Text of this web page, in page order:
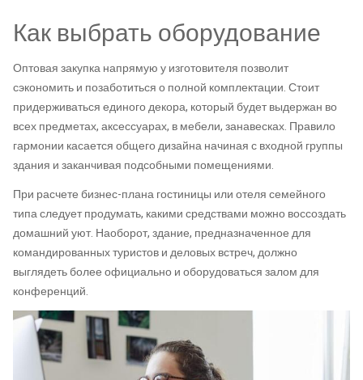
Как выбрать оборудование
Оптовая закупка напрямую у изготовителя позволит
сэкономить и позаботиться о полной комплектации. Стоит
придерживаться единого декора, который будет выдержан во
всех предметах, аксессуарах, в мебели, занавесках. Правило
гармонии касается общего дизайна начиная с входной группы
здания и заканчивая подсобными помещениями.
При расчете бизнес-плана гостиницы или отеля семейного
типа следует продумать, какими средствами можно воссоздать
домашний уют. Наоборот, здание, предназначенное для
командированных туристов и деловых встреч, должно
выглядеть более официально и оборудоваться залом для
конференций.